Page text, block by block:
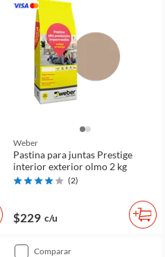
Weber
Pastina para juntas Prestige
interior exterior olmo 2 kg
(2)
$229 c/u
comparar